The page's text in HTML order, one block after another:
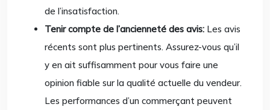
de l’insatisfaction.
Tenir compte de l’ancienneté des avis: Les avis
récents sont plus pertinents. Assurez-vous qu’il
y en ait suffisamment pour vous faire une
opinion fiable sur la qualité actuelle du vendeur.
Les performances d’un commerçant peuvent